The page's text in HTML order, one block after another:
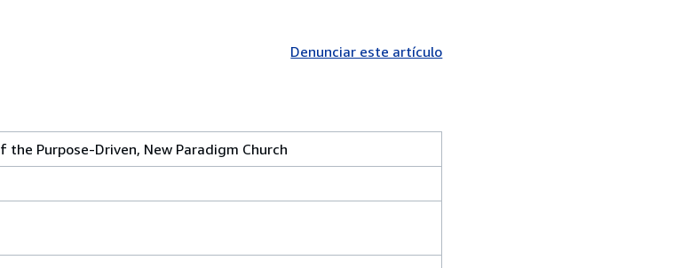
Denunciar este artículo
Purpose-Driven, New Paradigm Church